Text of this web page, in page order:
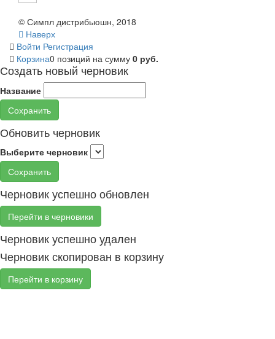
© Симпл дистрибьюшн, 2018
Наверх
Войти Регистрация
Корзина0 позиций на сумму 0 руб.
Создать новый черновик
Название
Сохранить
Обновить черновик
Выберите черновик
Сохранить
Черновик успешно обновлен
Перейти в черновики
Черновик успешно удален
Черновик скопирован в корзину
Перейти в корзину